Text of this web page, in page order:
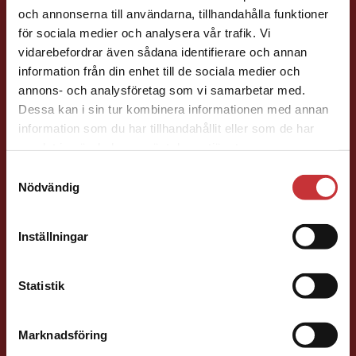
och annonserna till användarna, tillhandahålla funktioner
för sociala medier och analysera vår trafik. Vi
vidarebefordrar även sådana identifierare och annan
information från din enhet till de sociala medier och
annons- och analysföretag som vi samarbetar med.
Dessa kan i sin tur kombinera informationen med annan
information som du har tillhandahållit eller som de har
Nödvändig
Inställningar
Statistik
Marknadsföring
Begränsad fraktregion
Det verkar som att du besöker
studentlitteratur.se via en enhet utanför Sverige.
Vi erbjuder inte leveranser utanför Sverige. För
att kunna slutföra ett köp måste
Henric Arfwidsson
Läromedelsutvecklare Läromedel och
lättläst
Svenska/Sva Gy